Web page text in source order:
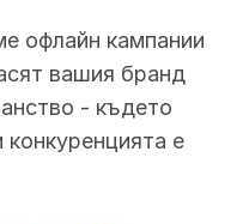
офлайн кампании
вашия бранд
- където
е